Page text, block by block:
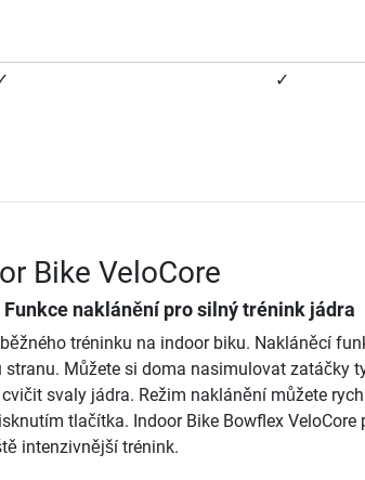
✓
Bike VeloCore
naklánění pro silný trénink jádra
tréninku na indoor biku. Nakláněcí
Můžete si doma nasimulovat zatáčky
svaly jádra. Režim naklánění můžete
tlačítka. Indoor Bike Bowflex VeloCore
intenzivnější trénink.